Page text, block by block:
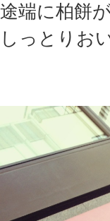
途端に柏餅
しっとりお